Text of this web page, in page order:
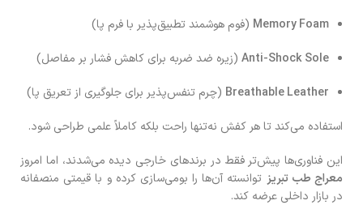
Memory Foam (فوم هوشمند تطبیق‌پذیر با فرم پا)
Anti-Shock Sole (زیره ضد ضربه برای کاهش فشار بر مفاصل)
Breathable Leather (چرم تنفس‌پذیر برای جلوگیری از تعریق پا)
استفاده می‌کند تا هر کفش نه‌تنها راحت بلکه کاملاً علمی طراحی شود.
این فناوری‌ها پیش‌تر فقط در برندهای خارجی دیده می‌شدند، اما امروز
معراج طب تبریز توانسته آن‌ها را بومی‌سازی کرده و با قیمتی منصفانه
در بازار داخلی عرضه کند.